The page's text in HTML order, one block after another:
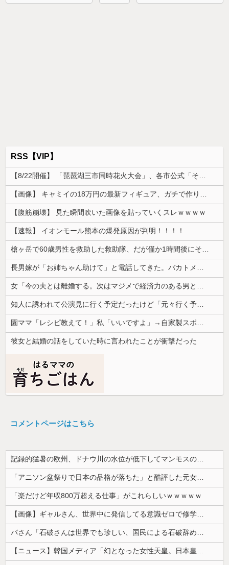
RSS【VIP】
【腹筋崩壊】 見た瞬間吹いた画像を貼っていくスレｗｗｗｗ
【速報】 イオンモール熊本の爆発原因が判明！！！！
彼女と結婚の話をしていた時に言われたことが衝撃だった
コメントページはこちら
記録的猛暑の欧州、ドナウ川の水位が低下してマンモスの骨や沈没したドイツ軍の戦艦が出現
「アニソン盆祭りで日本の品格が落ちた」と酷評した元女優、「あんたが品格を語るのかよ！」と総ツッコミを食らってしまい……
「楽だけど年収800万超える仕事」がこれらしいｗｗｗｗｗ
【画像】ギャルさん、世界中に発信してる意識ゼロで修学旅行の宿をSNS公開してしまうｗｗｗ 【Pickup08082952】
パさん「石破さんは世界でも珍しい、国民による石破辞めるなデモが自然発生した総理大臣です」
【ニュース】韓国メディア「幻となった女性天皇。日本皇族に韓半島の男の血が入る可能性がゼロに・・・」